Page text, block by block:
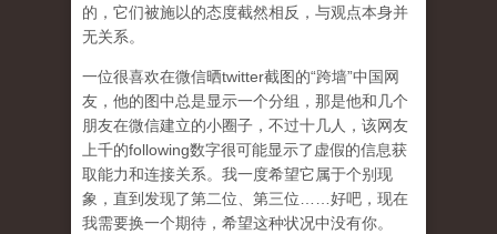
的，它们被施以的态度截然相反，与观点本身并
无关系。
一位很喜欢在微信晒twitter截图的“跨墙”中国网
友，他的图中总是显示一个分组，那是他和几个
朋友在微信建立的小圈子，不过十几人，该网友
上千的following数字很可能显示了虚假的信息获
取能力和连接关系。我一度希望它属于个别现
象，直到发现了第二位、第三位……好吧，现在
我需要换一个期待，希望这种状况中没有你。